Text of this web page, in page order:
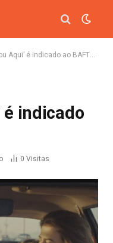
Aqui’ é indicado ao BAFTA 2025
é indicado
0 Visitas